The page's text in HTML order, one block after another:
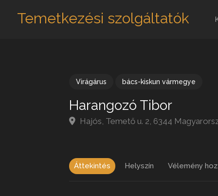
Temetkezési szolgáltatók
Virágárus bács-kiskun vármegye
Harangozó Tibor
Hajós, Temető u. 2, 6344
Áttekintés Helyszín Vélemény